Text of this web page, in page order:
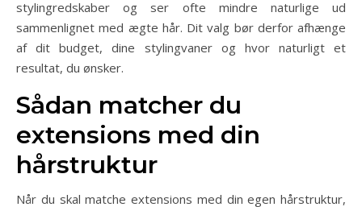
stylingredskaber og ser ofte mindre naturlige ud
sammenlignet med ægte hår. Dit valg bør derfor afhænge
af dit budget, dine stylingvaner og hvor naturligt et
resultat, du ønsker.
Sådan matcher du
extensions med din
hårstruktur
Når du skal matche extensions med din egen hårstruktur,